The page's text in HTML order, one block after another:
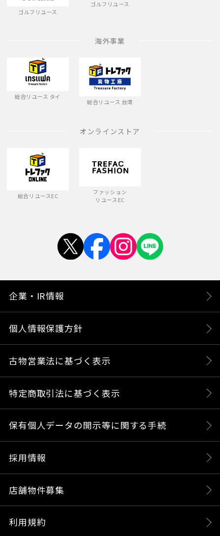
ゴルフリユース
ゴルフリユース
海外事業
総合リユース タイ
総合リユース 台湾
オンラインストア
総合リユースEC
ファッション
リユースEC
企業・IR情報
個人情報保護方針
古物営業法に基づく表示
特定商取引法に基づく表示
保有個人データの開示等に関する手続
採用情報
店舗物件募集
利用規約